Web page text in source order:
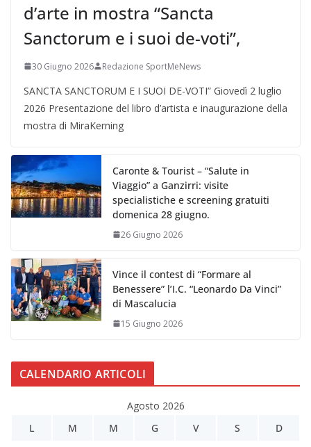
d’arte in mostra “Sancta
Sanctorum e i suoi de-voti”,
30 Giugno 2026 Redazione SportMeNews
SANCTA SANCTORUM E I SUOI DE-VOTI” Giovedì 2 luglio
2026 Presentazione del libro d’artista e inaugurazione della
mostra di MiraKerning
Caronte & Tourist – “Salute in
Viaggio” a Ganzirri: visite
specialistiche e screening gratuiti
domenica 28 giugno.
26 Giugno 2026
Vince il contest di “Formare al
Benessere” l’I.C. “Leonardo Da Vinci”
di Mascalucia
15 Giugno 2026
CALENDARIO ARTICOLI
Agosto 2026
L
M M G V S D